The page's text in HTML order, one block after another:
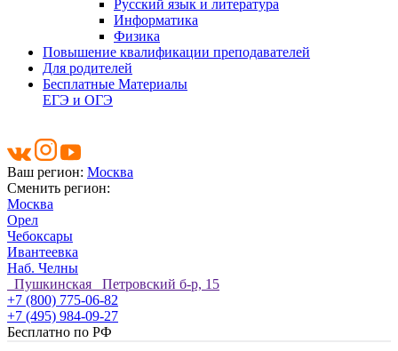
Русский язык и литература
Информатика
Физика
Повышение квалификации преподавателей
Для родителей
Бесплатные Материалы
ЕГЭ и ОГЭ
Ваш регион: Москва
Сменить регион:
Москва
Орел
Чебоксары
Ивантеевка
Наб. Челны
Пушкинская Петровский б-р, 15
+7 (800) 775-06-82
+7 (495) 984-09-27
Бесплатно по РФ